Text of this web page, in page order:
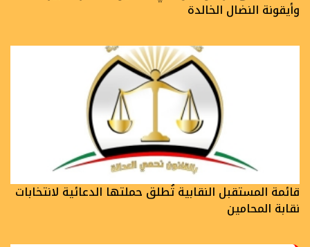
وأيقونة النضال الخالدة
قائمة المستقبل النقابية تُطلق حملتها الدعائية لانتخابات
نقابة المحامين